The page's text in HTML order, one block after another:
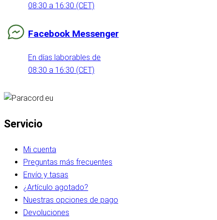
08:30 a 16:30 (CET)
Facebook Messenger
En días laborables de
08:30 a 16:30 (CET)
Servicio
Mi cuenta
Preguntas más frecuentes
Envío y tasas
¿Artículo agotado?
Nuestras opciones de pago
Devoluciones